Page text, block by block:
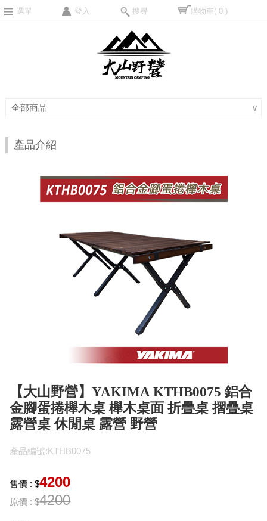
選單 登入 搜尋 購物車( 0 )
全部商品 ∨
產品介紹
【大山野營】YAKIMA KTHB0075 鋁合
金腳蛋捲櫸木桌 櫸木桌面 折疊桌 摺疊桌
露營桌 休閒桌 露營 野營
產品編號:KTHB0075
售價 : $4200
原價 : $4200